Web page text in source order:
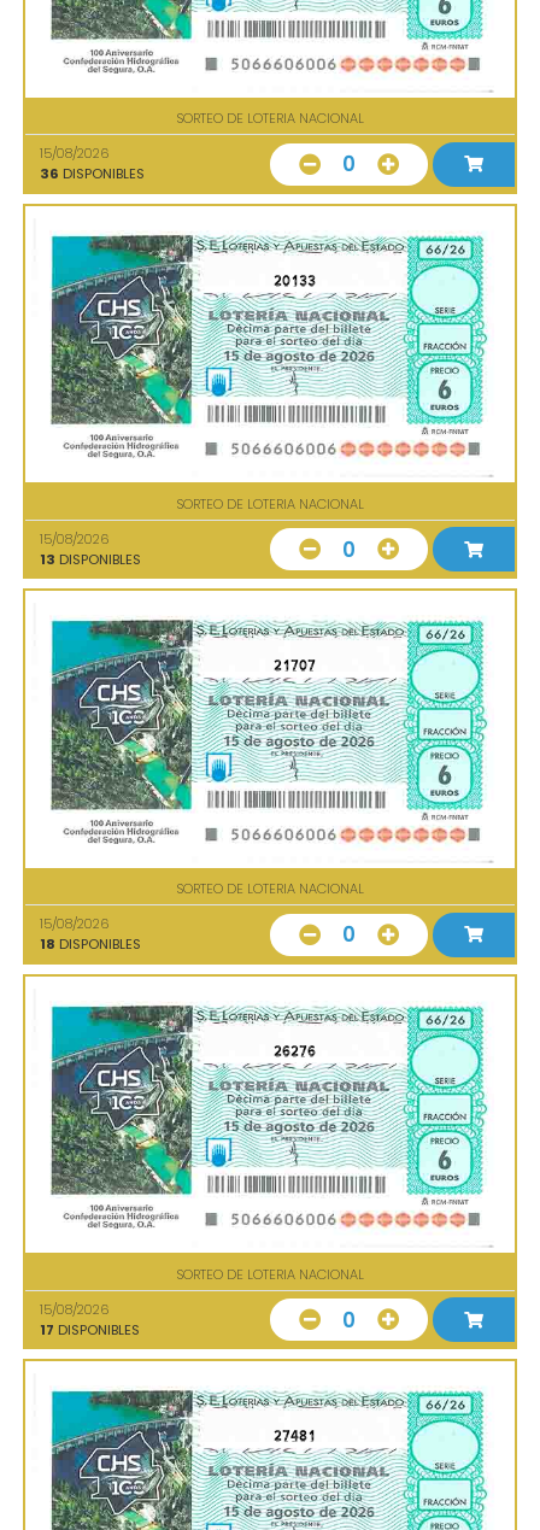
SORTEO DE LOTERIA NACIONAL
15/08/2026
36 DISPONIBLES 0
20133
SORTEO DE LOTERIA NACIONAL
15/08/2026
13 DISPONIBLES 0
21707
SORTEO DE LOTERIA NACIONAL
15/08/2026
18 DISPONIBLES 0
26276
SORTEO DE LOTERIA NACIONAL
15/08/2026
17 DISPONIBLES 0
27481